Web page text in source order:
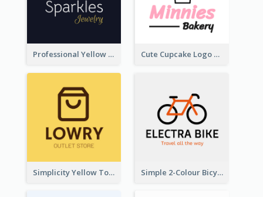
Professional Yellow And White Sparkles Jewelry Logo Cute Cupcake Logo For Bakery
Simplicity Yellow Tone Logo For Outlet Store Simple 2-Colour Bicycle Logo